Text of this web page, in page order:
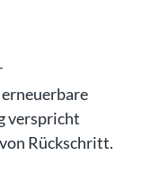
verspricht
Rückschritt.